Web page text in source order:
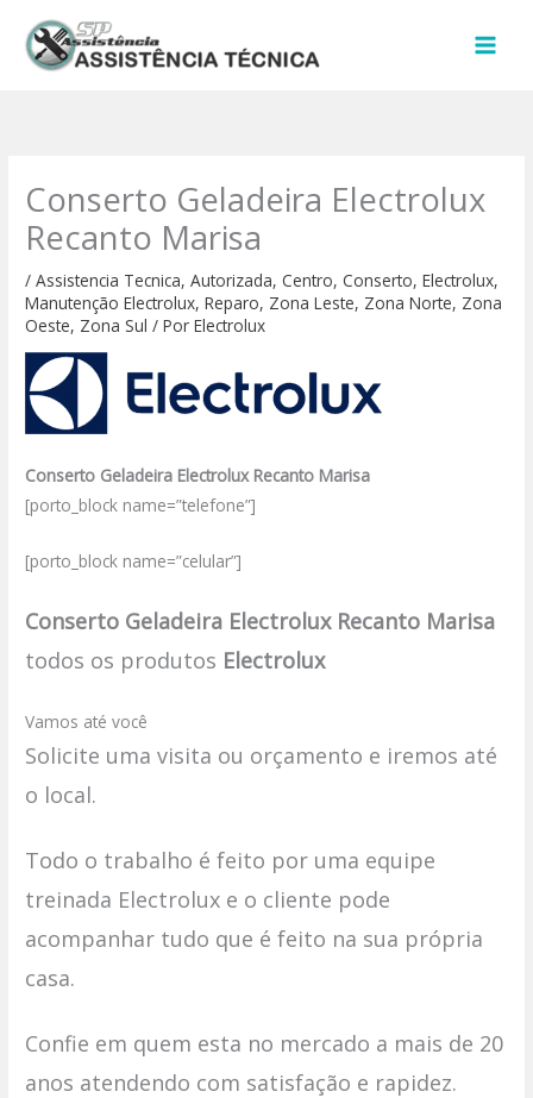
para
Conserto Geladeira Electrolux
Recanto Marisa
/Assistencia Tecnica,Autorizada,Centro,Conserto,Electrolux,
Manutenção Electrolux,Reparo, Zona Leste, Zona Norte, Zona
Oeste, Zona Sul / PorElectrolux
Conserto Geladeira Electrolux Recanto Marisa
[porto_block name=”telefone”]
[porto_block name=”celular”]
Conserto Geladeira Electrolux Recanto Marisa
todos os produtos Electrolux
Vamos até você
Solicite uma visita ou orçamento e iremos até
o local.
Todo o trabalho é feito por uma equipe
treinada Electrolux e o cliente pode
acompanhar tudo que é feito na sua própria
casa.
Confie em quem esta no mercado a mais de 20
anos atendendo com satisfação e rapidez.